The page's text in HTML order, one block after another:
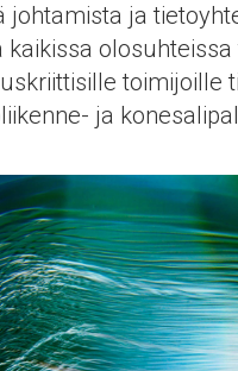
johtamista ja
kaikissa
toimijoille
ja